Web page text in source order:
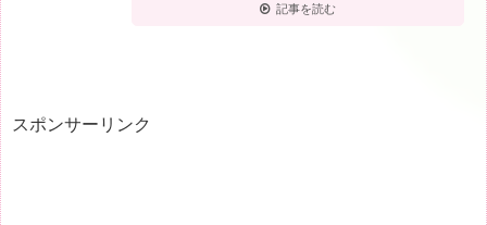
記事を読む
スポンサーリンク